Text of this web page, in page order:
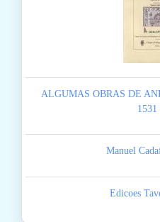
ALGUMAS OBRAS DE
1531
Manuel
Edicoes